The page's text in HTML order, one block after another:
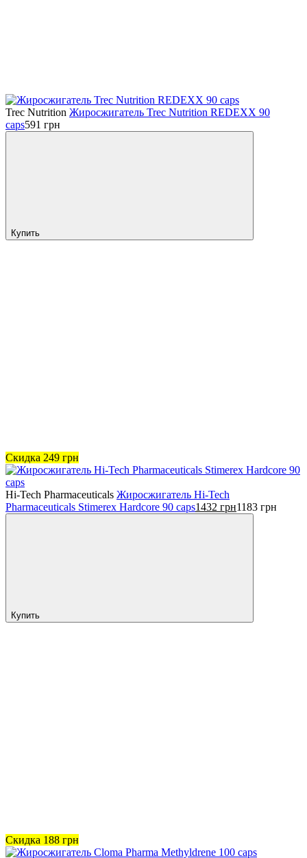
Trec Nutrition Жиросжигатель Trec Nutrition REDEXX 90
caps591 грн
Купить
Скидка 249 грн
Hi-Tech Pharmaceuticals Жиросжигатель Hi-Tech
Pharmaceuticals Stimerex Hardcore 90 caps1432 грн1183 грн
Купить
Скидка 188 грн